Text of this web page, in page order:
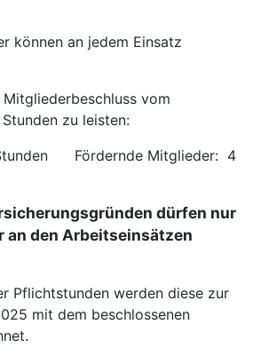
können an jedem Einsatz
vom
Stunden zu leisten:
Fördernde Mitglieder: 4
dürfen nur
an den Arbeitseinsätzen
Pflichtstunden werden diese zur
mit dem beschlossenen